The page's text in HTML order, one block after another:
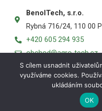
BenolTech, s.r.o.
Rybná 716/24, 110 00
+420 605 294 935
obchod@agro-tech.cz
S cílem usnadnit
využíváme cookies.
ukládáním
OK